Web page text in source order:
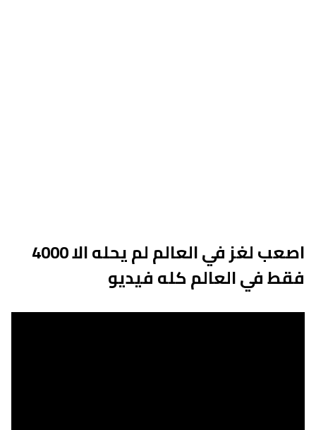
اصعب لغز في العالم لم يحله الا 4000
فقط في العالم كله فيديو